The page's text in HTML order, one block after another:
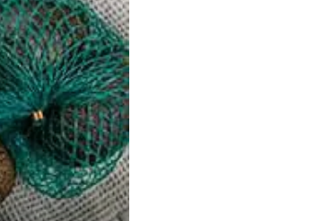
3,4 гр
0,57 гр